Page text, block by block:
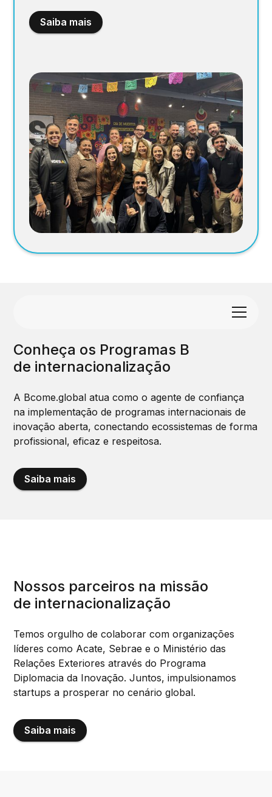
Saiba mais
Conheça os Programas B
de internacionalização
A Bcome.global atua como o agente de confiança
na implementação de programas internacionais de
inovação aberta, conectando ecossistemas de forma
profissional, eficaz e respeitosa.
Saiba mais
Nossos parceiros na missão
de internacionalização
Temos orgulho de colaborar com organizações
líderes como Acate, Sebrae e o Ministério das
Relações Exteriores através do Programa
Diplomacia da Inovação. Juntos, impulsionamos
startups a prosperar no cenário global.
Saiba mais